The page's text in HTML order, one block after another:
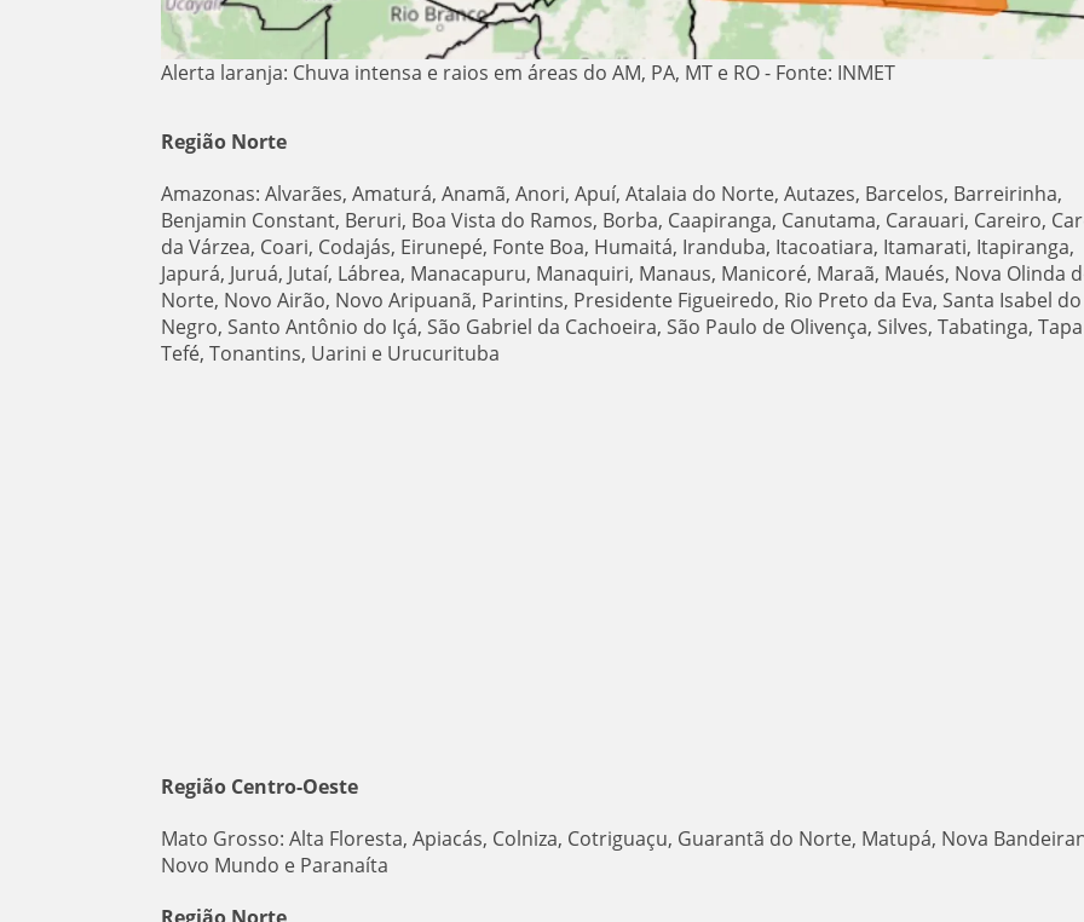
Alerta laranja: Chuva intensa e raios em áreas do AM, PA, MT e RO - Fonte: INMET
Região Norte
Amazonas: Alvarães, Amaturá, Anamã, Anori, Apuí, Atalaia do Norte, Autazes, Barcelos, Barreirinha,
Benjamin Constant, Beruri, Boa Vista do Ramos, Borba, Caapiranga, Canutama, Carauari, Careiro,
da Várzea, Coari, Codajás, Eirunepé, Fonte Boa, Humaitá, Iranduba, Itacoatiara, Itamarati, Itapiranga,
Japurá, Juruá, Jutaí, Lábrea, Manacapuru, Manaquiri, Manaus, Manicoré, Maraã, Maués, Nova Olinda
Norte, Novo Airão, Novo Aripuanã, Parintins, Presidente Figueiredo, Rio Preto da Eva, Santa Isabel
Negro, Santo Antônio do Içá, São Gabriel da Cachoeira, São Paulo de Olivença, Silves, Tabatinga,
Tefé, Tonantins, Uarini e Urucurituba
Região Centro-Oeste
Mato Grosso: Alta Floresta, Apiacás, Colniza, Cotriguaçu, Guarantã do Norte, Matupá, Nova
Novo Mundo e Paranaíta